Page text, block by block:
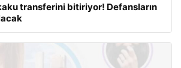
transferini bitiriyor! Defansların